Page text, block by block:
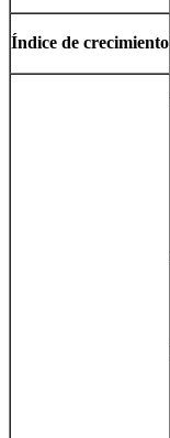
Índice de crecimiento